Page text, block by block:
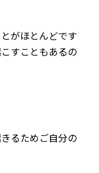
がほとんどです
すこともあるの
るためご自分の